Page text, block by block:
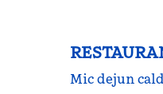
Mic dejun